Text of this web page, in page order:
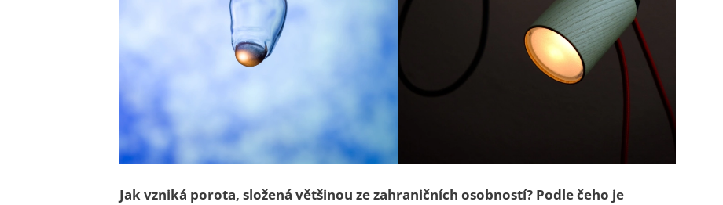
Jak vzniká porota, složená většinou ze zahraničních osobností? Podle čeho je